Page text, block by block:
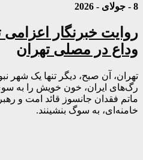
8 - جولای - 2026
روایت خبرنگار اعزامی
وداع در مصلی تهران
تهران، آن صبح، دیگر تنها یک شهر
رگ‌های ایران، خون خویش را به سوی
ماتم فقدان جانسوز قائد امت و
خامنه‌ای، به سوگ بنشینند.